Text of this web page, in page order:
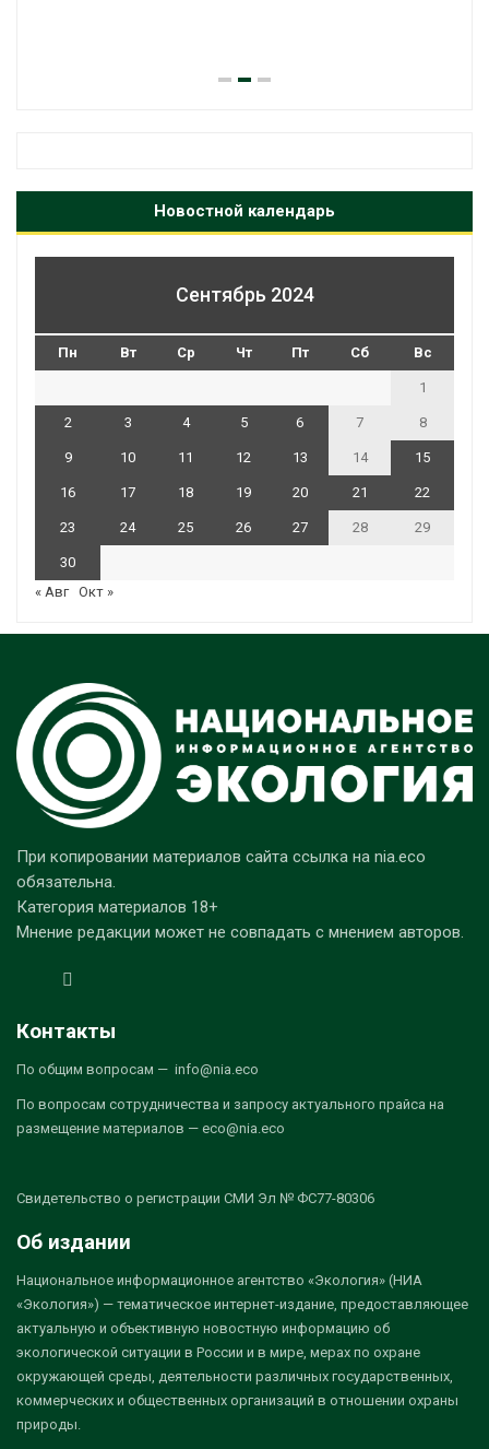
Новостной календарь
Сентябрь 2024
Пн Вт Ср Чт Пт Сб Вс
1
2 3 4 5 6 7 8
9 10 11 12 13 14 15
16 17 18 19 20 21 22
23 24 25 26 27 28 29
30
« Авг Окт »
При копировании материалов сайта ссылка на nia.eco
обязательна.
Категория материалов 18+
Мнение редакции может не совпадать с мнением авторов.
Контакты
По общим вопросам — info@nia.eco
По вопросам сотрудничества и запросу актуального прайса на
размещение материалов — eco@nia.eco
Свидетельство о регистрации СМИ Эл № ФС77-80306
Об издании
Национальное информационное агентство «Экология» (НИА
«Экология») — тематическое интернет-издание, предоставляющее
актуальную и объективную новостную информацию об
экологической ситуации в России и в мире, мерах по охране
окружающей среды, деятельности различных государственных,
коммерческих и общественных организаций в отношении охраны
природы.